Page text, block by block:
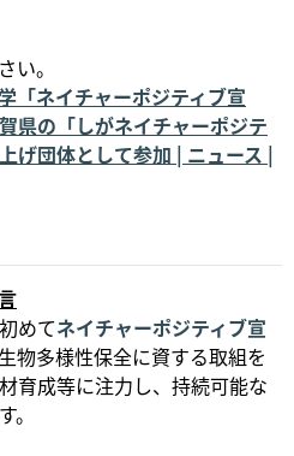
い。
「ネイチャーポジティブ宣
の「しがネイチャーポジテ
げ団体として参加 | ニュース |
めてネイチャーポジティブ宣
物多様性保全に資する取組を
育成等に注力し、持続可能な